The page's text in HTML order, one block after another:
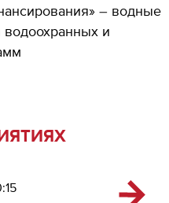
– водные
водоохранных и